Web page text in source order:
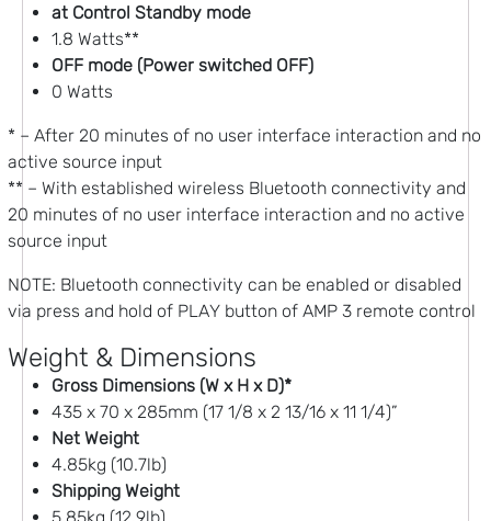
at Control Standby mode
1.8 Watts**
OFF mode (Power switched OFF)
0 Watts
* – After 20 minutes of no user interface interaction and no
active source input
** – With established wireless Bluetooth connectivity and
20 minutes of no user interface interaction and no active
source input
NOTE: Bluetooth connectivity can be enabled or disabled
via press and hold of PLAY button of AMP 3 remote control
Weight & Dimensions
Gross Dimensions (W x H x D)*
435 x 70 x 285mm (17 1/8 x 2 13/16 x 11 1/4)”
Net Weight
4.85kg (10.7lb)
Shipping Weight
5.85kg (12.9lb)